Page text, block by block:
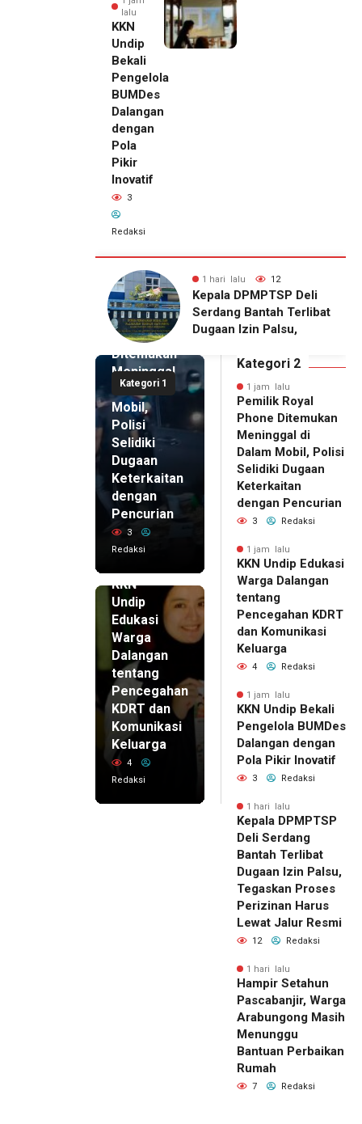
lalu
KKN
Undip
Bekali
Pengelola
BUMDes
Dalangan
dengan
Pola
Pikir
Inovatif
3
Redaksi
1 hari lalu 12
Kepala DPMPTSP Deli
Serdang Bantah Terlibat
Dugaan Izin Palsu,
Perizinan Harus Lewat
Jalur Resmi
Kategori 1
1 jam lalu
Pemilik
Royal
Phone
Ditemukan
Meninggal
di Dalam
Mobil,
Polisi
Selidiki
Dugaan
Keterkaitan
dengan
Pencurian
3
Redaksi
KKN
Undip
Edukasi
Warga
Dalangan
tentang
Pencegahan
KDRT dan
Komunikasi
Keluarga
4
Redaksi
Kategori 2
1 jam lalu
Pemilik Royal
Phone Ditemukan
Meninggal di
Dalam Mobil, Polisi
Selidiki Dugaan
Keterkaitan
dengan Pencurian
3 Redaksi
1 jam lalu
KKN Undip Edukasi
Warga Dalangan
tentang
Pencegahan KDRT
dan Komunikasi
Keluarga
4 Redaksi
1 jam lalu
KKN Undip Bekali
Pengelola BUMDes
Dalangan dengan
Pola Pikir Inovatif
3 Redaksi
1 hari lalu
Kepala DPMPTSP
Deli Serdang
Bantah Terlibat
Dugaan Izin Palsu,
Tegaskan Proses
Perizinan Harus
Lewat Jalur Resmi
12 Redaksi
1 hari lalu
Hampir Setahun
Pascabanjir, Warga
Arabungong Masih
Menunggu
Bantuan Perbaikan
Rumah
7 Redaksi